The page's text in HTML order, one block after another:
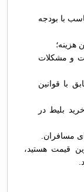
با بودجه
هزینه؛
و مشکلات
با قوانین
بلیط در
مسافران.
قیمت هستید،